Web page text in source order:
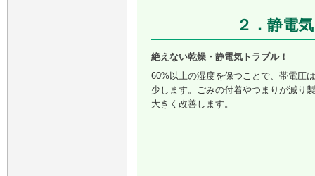
２．静電
絶えない乾燥・静電気トラブル！
60%以上の湿度を保つことで、帯電圧
少します。ごみの付着やつまりが減り
大きく改善します。